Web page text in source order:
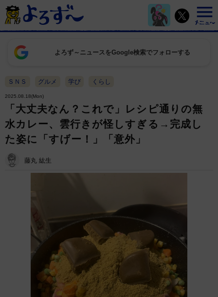
よろず～ニュースをGoogle検索でフォローする
ＳＮＳ グルメ 学び くらし
2025.08.18(Mon)
「大丈夫なん？これで」レシピ通りの無
水カレー、雲行きが怪しすぎる→完成し
た姿に「すげー！」「意外」
藤丸 紘生